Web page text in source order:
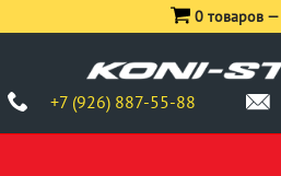
+7 (926) 887-55-88
0 товаров —